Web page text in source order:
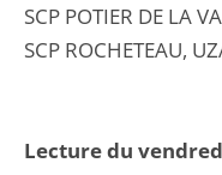
SCP POTIER DE LA
SCP ROCHETEAU,
Lecture du